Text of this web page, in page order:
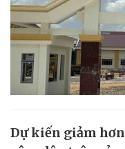
Dự kiến giảm